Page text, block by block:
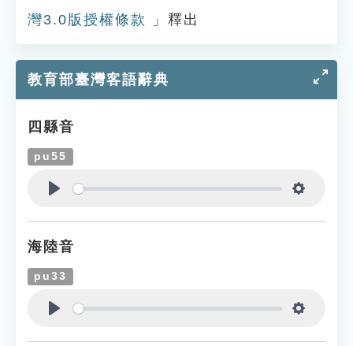
灣3.0版授權條款
」釋出
教育部臺灣客語辭典
四縣音
pu55
海陸音
pu33